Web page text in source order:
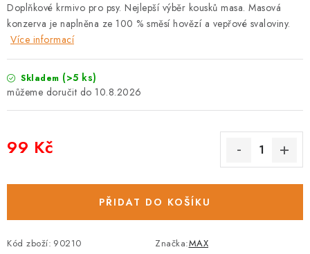
Podmínky ochrany osobních údajů
Zásady použivání souboru cookies
FAQ
Doplňkové krmivo pro psy. Nejlepší výběr kousků masa. Masová
konzerva je naplněna ze 100 % směsí hovězí a vepřové svaloviny.
Více informací
Skladem (>5 ks)
10.8.2026
99 Kč
PŘIDAT DO KOŠÍKU
Kód zboží: 90210 Značka:MAX